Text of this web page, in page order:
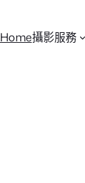
Home攝影服務